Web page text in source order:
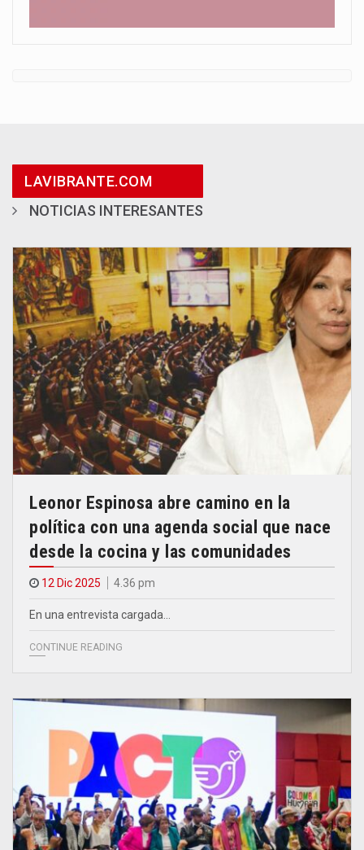
LAVIBRANTE.COM
NOTICIAS INTERESANTES
Leonor Espinosa abre camino en la
política con una agenda social que nace
desde la cocina y las comunidades
12 Dic 2025 4.36 pm
En una entrevista cargada…
CONTINUE READING